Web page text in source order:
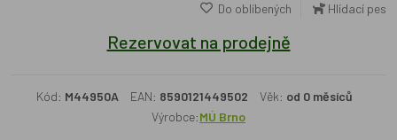
Do oblíbených Hlídací pes
Rezervovat na prodejně
Kód: M44950A EAN: 8590121449502 Věk: od 0 měsíců
Výrobce:MÚ Brno